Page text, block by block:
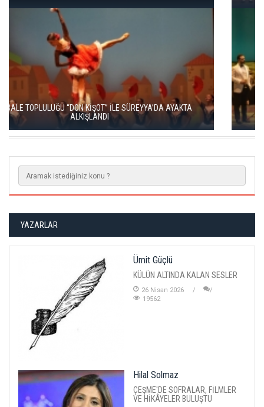
LA TRAVİATA, SAHNEDE BÜYÜLEYİCİ BİR GECE YARATTI
YAZARLAR
Ümit Güçlü
KÜLÜN ALTINDA KALAN SESLER
26 Nisan 2026
19562
Hilal Solmaz
ÇEŞME'DE SOFRALAR, FİLMLER
VE HİKÂYELER BULUŞTU